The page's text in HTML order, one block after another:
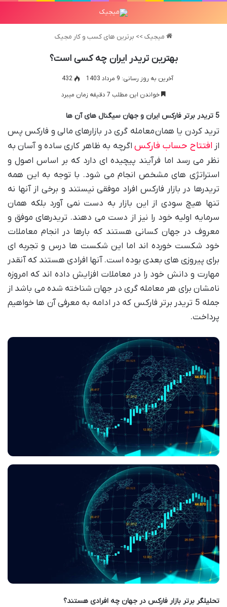
میجیک >> برترین های کسب و کار مجیک
بهترین تریدر ایران چه کسی است؟
آخرین به روز رسانی: 9 مرداد 1403
432
خواندن این مطلب 7 دقیقه زمان میبرد
5 تریدر برتر فارکس ایران و جهان سیگنال های آن ها
ترید کردن یا همان معامله گری در بازارهای مالی و فارکس پس
ازافتتاح حساب فارکس اگرچه به ظاهر کاری ساده و آسان به
نظر می رسد اما فرآیند پیچیده ای دارد که بر اساس اصول و
استراتژی های مشخص انجام می شود. با توجه به این همه
تریدرها در بازار فارکس افراد موفقی نیستند و برخی از آنها نه
تنها هیچ سودی از این بازار به دست نمی آورد بلکه همان
سرمایه اولیه خود را نیز از دست می‌ دهند. تریدرهای موفق و
معروف در جهان کسانی هستند که بارها در انجام معاملات
خود شکست خورده اند اما این شکست ها درس و تجربه ‌ای
برای پیروزی های بعدی بوده است. آنها افرادی هستند که آنقدر
مهارت و دانش خود را در معاملات افزایش داده اند که امروزه
نامشان برای هر معامله گری در جهان شناخته شده می باشد از
جمله 5 تریدر برتر فارکس که در ادامه به معرفی آن ها خواهیم
پرداخت.
تحلیلگر برتر بازار فارکس در جهان چه افرادی هستند؟